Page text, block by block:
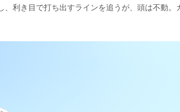
、利き目で打ち出すラインを追うが、頭は不動。